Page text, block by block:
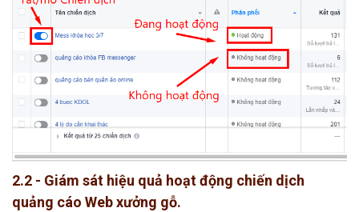
2.2 - Giám sát hiệu quả hoạt động chiến dịch
quảng cáo Web xưởng gỗ.